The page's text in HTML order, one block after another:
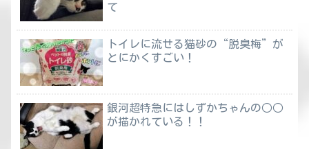
て
トイレに流せる猫砂の“脱臭梅”が
とにかくすごい！
銀河超特急にはしずかちゃんの○○
が描かれている！！